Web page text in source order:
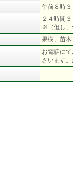
午前８時
２４時間
※（但し、
果樹、苗
お電話に
ざいます